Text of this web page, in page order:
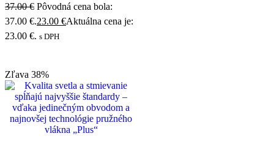
37.00€ Pôvodná cena bola:
37.00 €.23.00 €Aktuálna cena je:
23.00 €. s DPH
Zľava 38%